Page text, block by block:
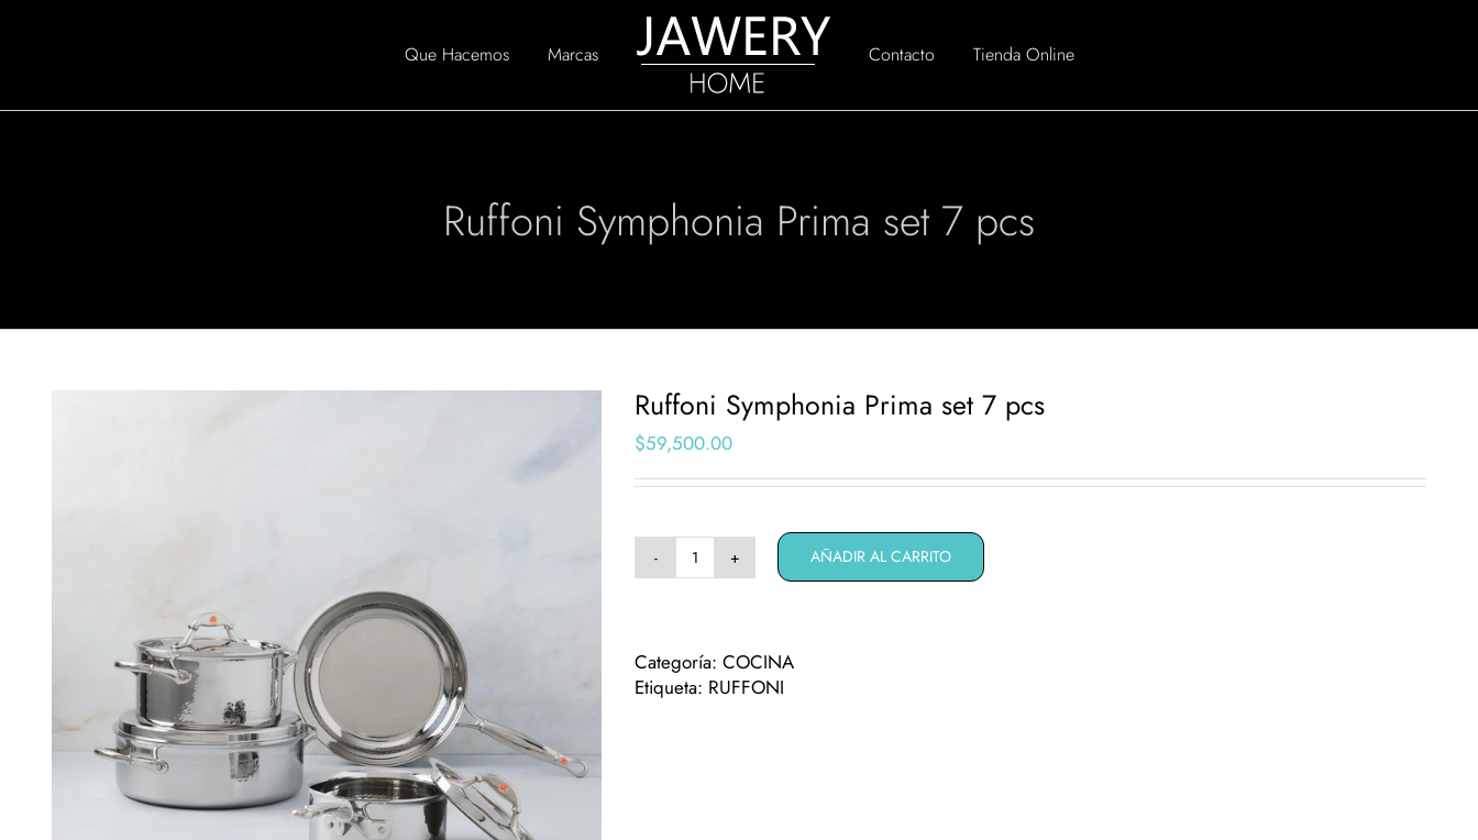
Que Hacemos Marcas Contacto Tienda Online
Ruffoni Symphonia Prima set 7 pcs
Ruffoni Symphonia Prima set 7 pcs
$59,500.00
Ruffoni
7
pcs
AÑADIR AL CARRITO
Categoría: COCINA
Etiqueta: RUFFONI